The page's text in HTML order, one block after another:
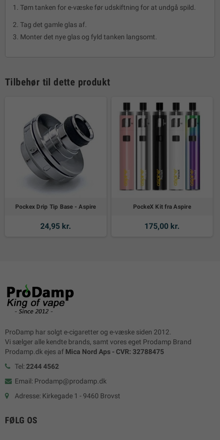
Tøm tanken for e-væske før udskiftning for at undgå spild.
Tag det gamle glas af.
Monter det nye glas og fyld tanken langsomt.
Tilbehør til dette produkt
Pockex Drip Tip Base - Aspire
24,95 kr.
PockeX Kit fra Aspire
175,00 kr.
ProDamp har solgt e-cigaretter og e-væske siden 2012.
Vi sælger alle kendte brands, samt vores eget Prodamp Brand
Prodamp.dk ejes af Mica Nord Aps - CVR: 32788475
Tel:2244 4562
Email: Prodamp@prodamp.dk
Adresse: Kirkegade 1 - 9460 Brovst
FØLG OS